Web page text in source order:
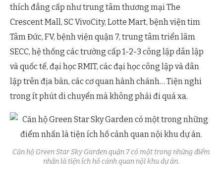
thích đẳng cấp như trung tâm thương mại The
Crescent Mall, SC VivoCity, Lotte Mart, bệnh viện tim
Tâm Đức, FV, bệnh viện quận 7, trung tâm triển lãm
SECC, hệ thống các trường cấp 1-2-3 công lập dân lập
và quốc tế, đại học RMIT, các đại học công lập và dân
lập trên địa bàn, các cơ quan hành chánh… Tiện nghi
trong ít phút di chuyển mà không phải đi quá xa.
Căn hộ Green Star Sky Garden quận 7 có một trong những điểm
nhấn là tiện ích hồ cảnh quan nội khu dự án.